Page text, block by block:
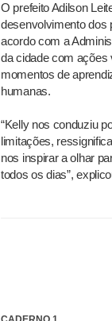
O prefeito Adilson
desenvolvimento dos
acordo com a
da cidade com ações
momentos de
humanas.
“Kelly nos conduziu
limitações,
nos inspirar a olhar
todos os dias”,